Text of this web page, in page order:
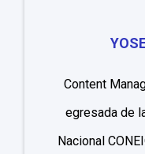
Content
egresada de
Nacional